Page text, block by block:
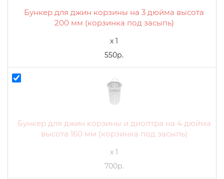
Бункер для джин корзины на 3 дюйма высота
200 мм (корзинка под засыпь)
x 1
550р.
Бункер для джин корзины и диоптра на 4 дюйма
высота 160 мм (корзинка под засыпь)
x 1
700р.